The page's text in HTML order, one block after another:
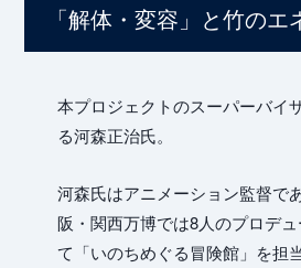
「解体・変容」と竹のエ
本プロジェクトのスーパーバイ
る河森正治氏。
河森氏はアニメーション監督で
阪・関西万博では8人のプロデ
て「いのちめぐる冒険館」を担